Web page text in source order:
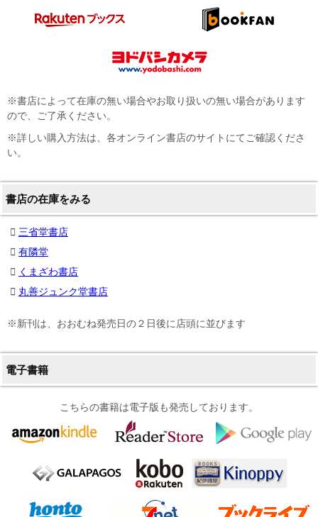
※書店によって在庫の無い場合やお取り扱いの無い場合があります
ので、ご了承ください。
※詳しい購入方法は、各オンライン書店のサイトにてご確認くださ
い。
書店の在庫をみる
三省堂書店
有隣堂
くまざわ書店
丸善ジュンク堂書店
※新刊は、おおむね発売日の２日後に店頭に並びます
電子書籍
こちらの書籍は電子版も発売しております。